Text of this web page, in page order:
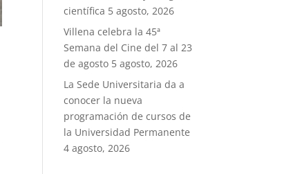
científica 5 agosto, 2026
Villena celebra la 45ª
Semana del Cine del 7 al 23
de agosto 5 agosto, 2026
La Sede Universitaria da a
conocer la nueva
programación de cursos de
la Universidad Permanente
4 agosto, 2026